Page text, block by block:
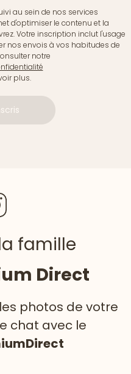
au sein de nos services
d'optimiser le contenu et la
Votre inscription inclut l'usage
nos envois à vos habitudes de
notre
plus.
famille
Direct
photos de votre
chat avec le